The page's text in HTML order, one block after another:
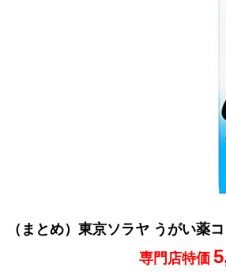
（まとめ）東京ソラヤ うがい薬
専門店特価